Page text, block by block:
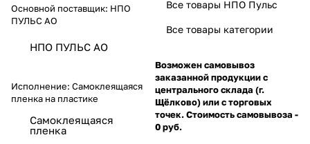
Основной поставщик: НПО
ПУЛЬС АО
НПО ПУЛЬС АО
Исполнение: Самоклеящаяся
пленка на пластике
Самоклеящаяся
пленка
Все товары НПО Пульс
Все товары категории
Возможен самовывоз
заказанной продукции с
центрального склада (г.
Щёлково) или с торговых
точек. Стоимость самовывоза -
0 руб.